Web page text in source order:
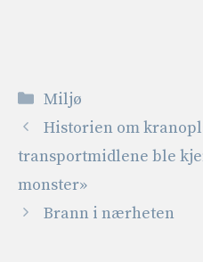
Kategorier
Miljø
Historien om
transportmidlene ble
monster»
Brann i nærheten